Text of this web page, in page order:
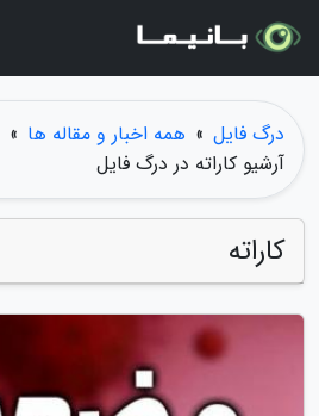
درگ فایل » همه اخبار و مقاله ها »
آرشیو کاراته در درگ فایل
کاراته